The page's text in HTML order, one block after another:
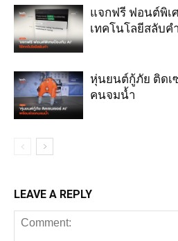
แจกฟรี ฟอนต์พิเ
เทคโนโลยีสลับคำ
หุ่นยนต์กู้ภัย ติดเ
คนจมน้ำ
LEAVE A REPLY